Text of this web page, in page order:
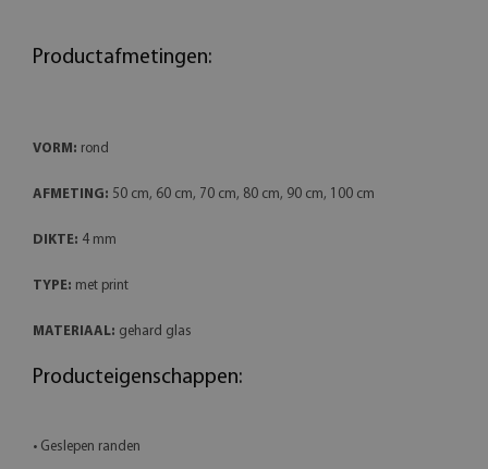
Productafmetingen:
VORM: rond
AFMETING: 50 cm, 60 cm, 70 cm, 80 cm, 90 cm, 100 cm
DIKTE: 4 mm
TYPE: met print
MATERIAAL: gehard glas
Producteigenschappen:
• Geslepen randen